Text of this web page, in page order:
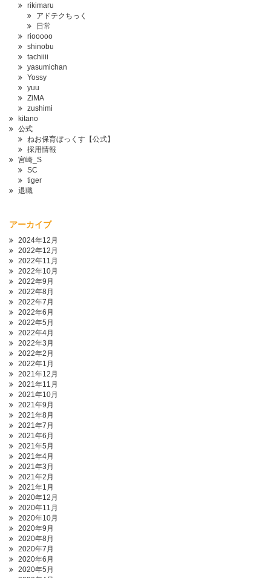
rikimaru
アドテクちっく
日常
riooooo
shinobu
tachiiii
yasumichan
Yossy
yuu
ZiMA
zushimi
kitano
公式
ねお保育ぼっくす【公式】
採用情報
宮崎_S
SC
tiger
退職
アーカイブ
2024年12月
2022年12月
2022年11月
2022年10月
2022年9月
2022年8月
2022年7月
2022年6月
2022年5月
2022年4月
2022年3月
2022年2月
2022年1月
2021年12月
2021年11月
2021年10月
2021年9月
2021年8月
2021年7月
2021年6月
2021年5月
2021年4月
2021年3月
2021年2月
2021年1月
2020年12月
2020年11月
2020年10月
2020年9月
2020年8月
2020年7月
2020年6月
2020年5月